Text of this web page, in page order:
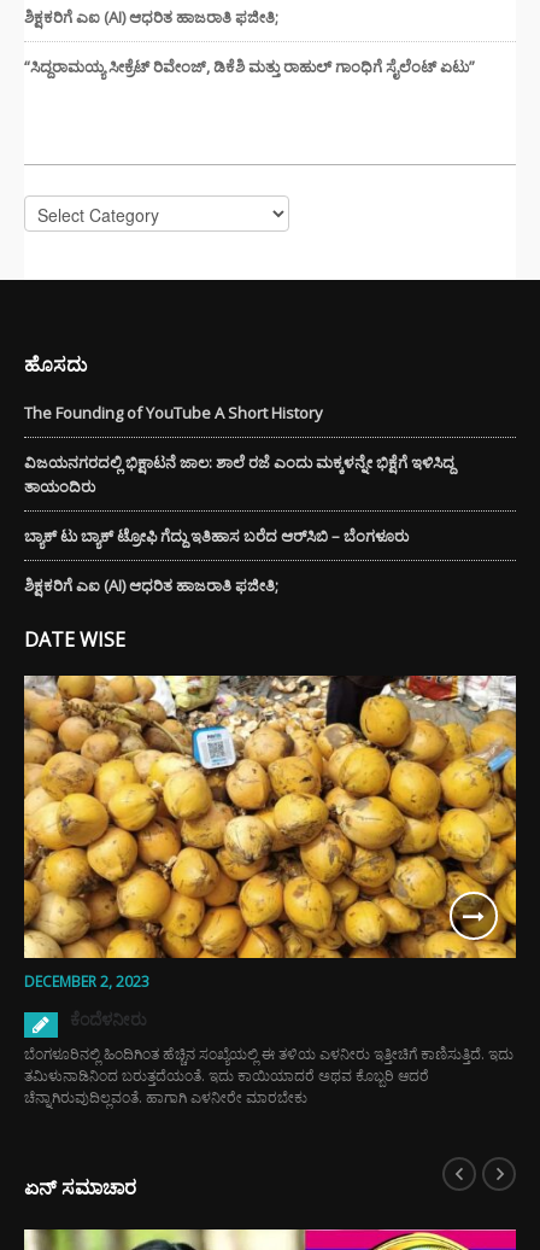
ಶಿಕ್ಷಕರಿಗೆ ಎಐ (AI) ಆಧರಿತ ಹಾಜರಾತಿ ಫಜೀತಿ;
“ಸಿದ್ದರಾಮಯ್ಯ ಸೀಕ್ರೆಟ್ ರಿವೇಂಜ್‌, ಡಿಕೆಶಿ ಮತ್ತು ರಾಹುಲ್‌ ಗಾಂಧಿಗೆ ಸೈಲೆಂಟ್ ಏಟು”
Categories
ಹೊಸದು
The Founding of YouTube A Short History
ವಿಜಯನಗರದಲ್ಲಿ ಭಿಕ್ಷಾಟನೆ ಜಾಲ: ಶಾಲೆ ರಜೆ ಎಂದು ಮಕ್ಕಳನ್ನೇ ಭಿಕ್ಷೆಗೆ ಇಳಿಸಿದ್ದ
ತಾಯಂದಿರು
ಬ್ಯಾಕ್ ಟು ಬ್ಯಾಕ್ ಟ್ರೋಫಿ ಗೆದ್ದು ಇತಿಹಾಸ ಬರೆದ ಆರ್‌ಸಿಬಿ – ಬೆಂಗಳೂರು
ಶಿಕ್ಷಕರಿಗೆ ಎಐ (AI) ಆಧರಿತ ಹಾಜರಾತಿ ಫಜೀತಿ;
DATE WISE
DECEMBER 2, 2023
ಕೆಂದೆಳನೀರು
ಬೆಂಗಳೂರಿನಲ್ಲಿ ಹಿಂದಿಗಿಂತ ಹೆಚ್ಚಿನ ಸಂಖ್ಯೆಯಲ್ಲಿ ಈ ತಳಿಯ ಎಳನೀರು ಇತ್ತೀಚಿಗೆ ಕಾಣಿಸುತ್ತಿದೆ. ಇದು
ತಮಿಳುನಾಡಿನಿಂದ ಬರುತ್ತದೆಯಂತೆ. ಇದು ಕಾಯಿಯಾದರೆ ಅಥವ ಕೊಬ್ಬರಿ ಆದರೆ
ಚೆನ್ನಾಗಿರುವುದಿಲ್ಲವಂತೆ. ಹಾಗಾಗಿ ಎಳನೀರೇ ಮಾರಬೇಕು
ಏನ್ ಸಮಾಚಾರ